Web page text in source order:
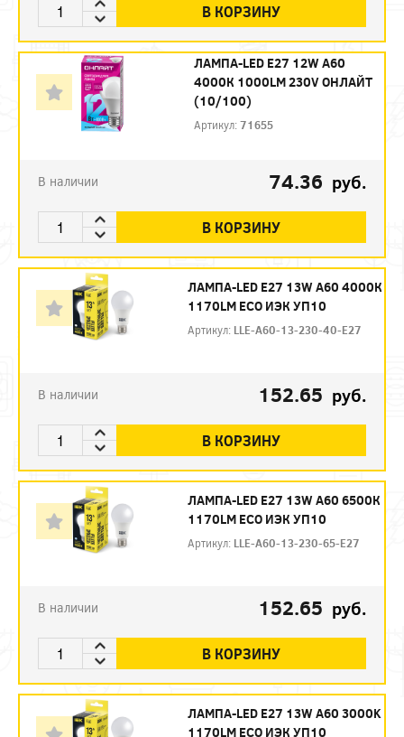
В КОРЗИНУ
ЛАМПА-LED E27 12W А60
4000К 1000LM 230V ОНЛАЙТ
(10/100)
Артикул:71655
В наличии 74.36 руб.
В КОРЗИНУ
ЛАМПА-LED E27 13W A60 4000К
1170LM ECO ИЭК УП10
Артикул: LLE-A60-13-230-40-E27
В наличии 152.65 руб.
В КОРЗИНУ
ЛАМПА-LED E27 13W A60 6500К
1170LM ECO ИЭК УП10
Артикул: LLE-A60-13-230-65-E27
В наличии 152.65 руб.
В КОРЗИНУ
ЛАМПА-LED E27 13W А60 3000K
1170LM ECO ИЭК УП10